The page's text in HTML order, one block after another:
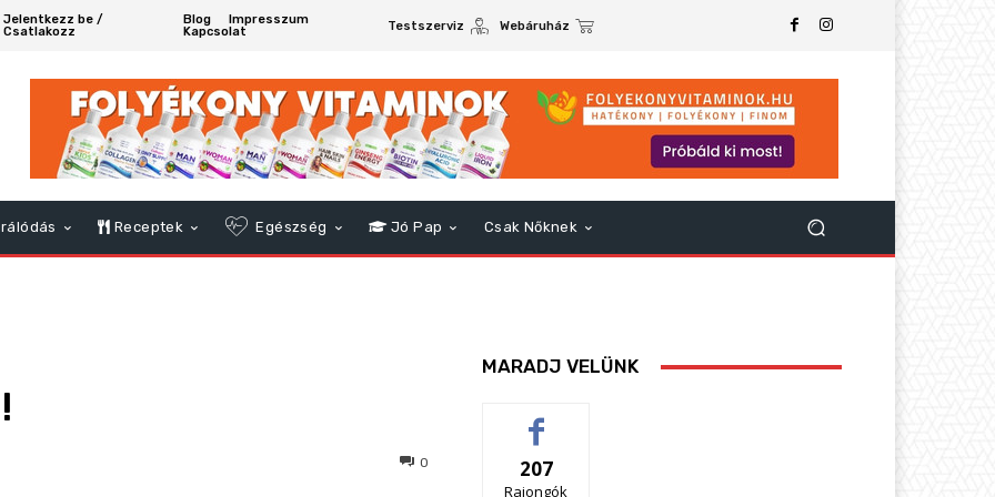
Jelentkezz be /
Csatlakozz
Blog
Impresszum
Kapcsolat
Testszerviz Webáruház
Receptek Egészség Jó Pap Csak Nőknek
0
MARADJ VELÜNK
207
Rajongók